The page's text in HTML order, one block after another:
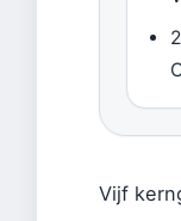
Vijf